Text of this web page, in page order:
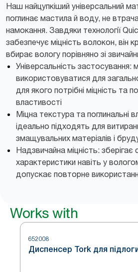
Наш найцупкіший універсальний
поглинає мастила й воду, не
намокання. Завдяки технології
забезпечує міцність волокон,
вбирає вологу порівняно зі
Універсальність застосування:
використовуватися для
для якого потрібні міцність та
властивості
Міцна текстура та поглинальні
ідеально підходять для
змащувальних матеріалів і
Надзвичайна міцність: зберігає
характеристики навіть у
допускає повторне
Works with
652008
Диспенсер Tork для